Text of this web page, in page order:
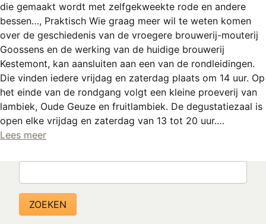
die gemaakt wordt met zelfgekweekte rode en andere
bessen…, Praktisch Wie graag meer wil te weten komen
over de geschiedenis van de vroegere brouwerij-mouterij
Goossens en de werking van de huidige brouwerij
Kestemont, kan aansluiten aan een van de rondleidingen.
Die vinden iedere vrijdag en zaterdag plaats om 14 uur. Op
het einde van de rondgang volgt een kleine proeverij van
lambiek, Oude Geuze en fruitlambiek. De degustatiezaal is
open elke vrijdag en zaterdag van 13 tot 20 uur.…
Lees meer